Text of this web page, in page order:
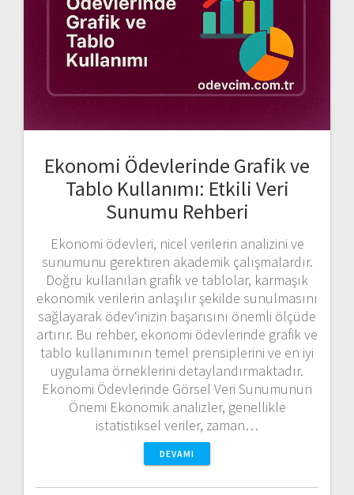
Ekonomi Ödevlerinde Grafik ve
Tablo Kullanımı: Etkili Veri
Sunumu Rehberi
Ekonomi ödevleri, nicel verilerin analizini ve
sunumunu gerektiren akademik çalışmalardır.
Doğru kullanılan grafik ve tablolar, karmaşık
ekonomik verilerin anlaşılır şekilde sunulmasını
sağlayarak ödev‘inizin başarısını önemli ölçüde
artırır. Bu rehber, ekonomi ödevlerinde grafik ve
tablo kullanımının temel prensiplerini ve en iyi
uygulama örneklerini detaylandırmaktadır.
Ekonomi Ödevlerinde Görsel Veri Sunumunun
Önemi Ekonomik analizler, genellikle
istatistiksel veriler, zaman…
DEVAMI